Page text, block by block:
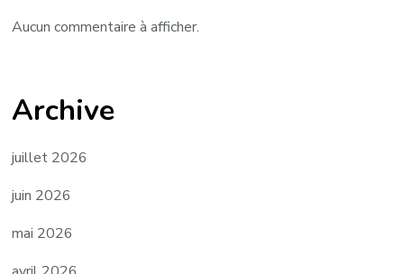
Aucun commentaire à afficher.
Archive
juillet 2026
juin 2026
mai 2026